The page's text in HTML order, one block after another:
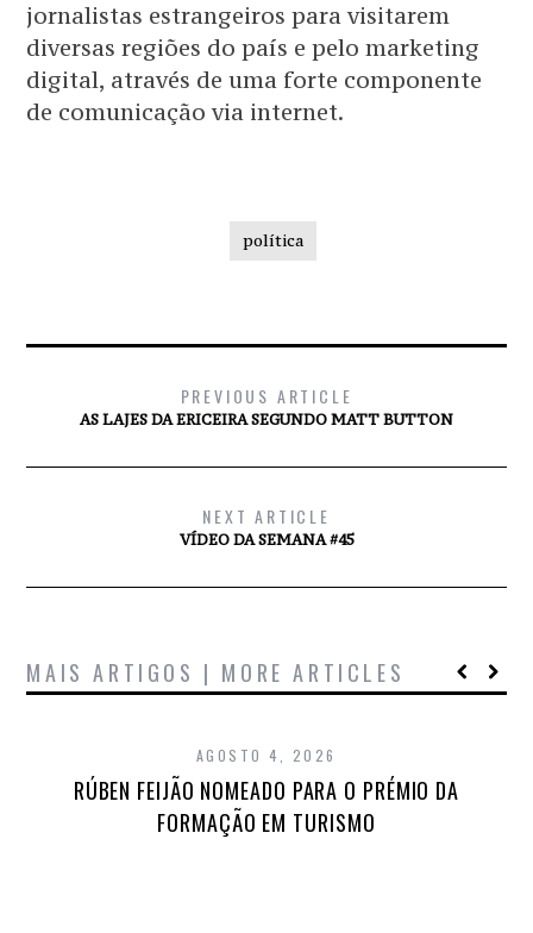
jornalistas estrangeiros para visitarem
diversas regiões do país e pelo marketing
digital, através de uma forte componente
de comunicação via internet.
política
PREVIOUS ARTICLE
AS LAJES DA ERICEIRA SEGUNDO MATT BUTTON
NEXT ARTICLE
VÍDEO DA SEMANA #45
MAIS ARTIGOS | MORE ARTICLES
AGOSTO 4, 2026
RÚBEN FEIJÃO NOMEADO PARA O PRÉMIO DA
FORMAÇÃO EM TURISMO